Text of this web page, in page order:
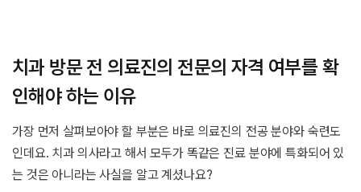
치과 방문 전 의료진의 전문의 자격 여부를 확
인해야 하는 이유
가장 먼저 살펴보아야 할 부분은 바로 의료진의 전공 분야와 숙련도
인데요. 치과 의사라고 해서 모두가 똑같은 진료 분야에 특화되어 있
는 것은 아니라는 사실을 알고 계셨나요?